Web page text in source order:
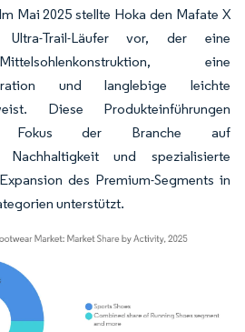
Mai 2025 stellte Hoka den Mafate X
Ultra-Trail-Läufer vor, der eine
eine
und langlebige leichte
Diese Produkteinführungen
Fokus der Branche auf
Nachhaltigkeit und spezialisierte
des Premium-Segments in
unterstützt.